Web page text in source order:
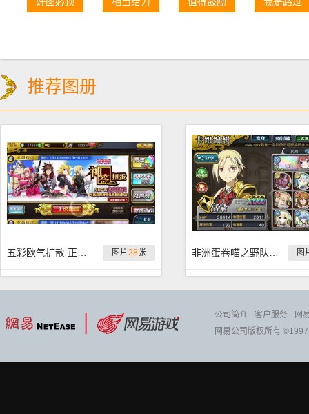
推荐图册
图片28张 图
公司简介 - 客户服务 - 网
网易公司版权所有